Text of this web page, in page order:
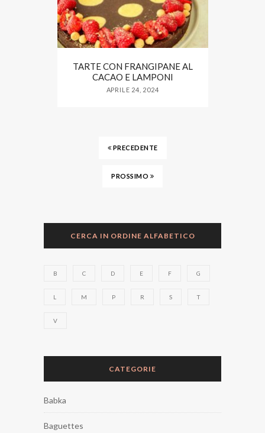
TARTE CON FRANGIPANE AL
CACAO E LAMPONI
APRILE 24, 2024
PRECEDENTE
PROSSIMO
CERCA IN ORDINE ALFABETICO
B C D E F G
L M P R S T
V
CATEGORIE
Babka
Baguettes